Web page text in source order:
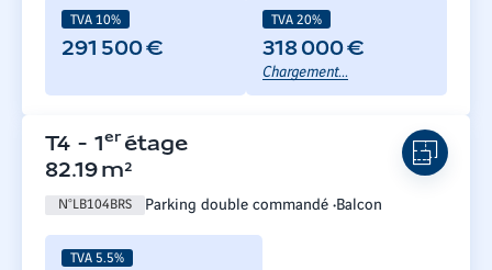
TVA 10%
291 500 €
TVA 20%
318 000 €
Chargement...
T4 - 1 er étage
82.19 m²
N°LB104BRS Parking double commandé Balcon
TVA 5.5%